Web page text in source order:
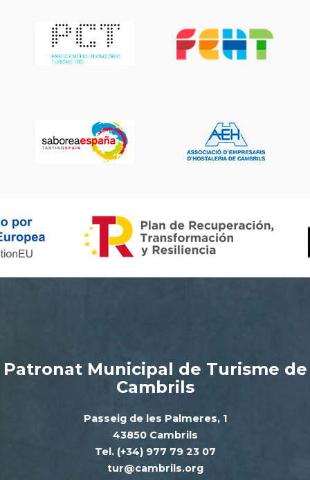
Patronat Municipal de Turisme de
Cambrils
Passeig de les Palmeres, 1
43850 Cambrils
Tel. (+34) 977 79 23 07
tur@cambrils.org